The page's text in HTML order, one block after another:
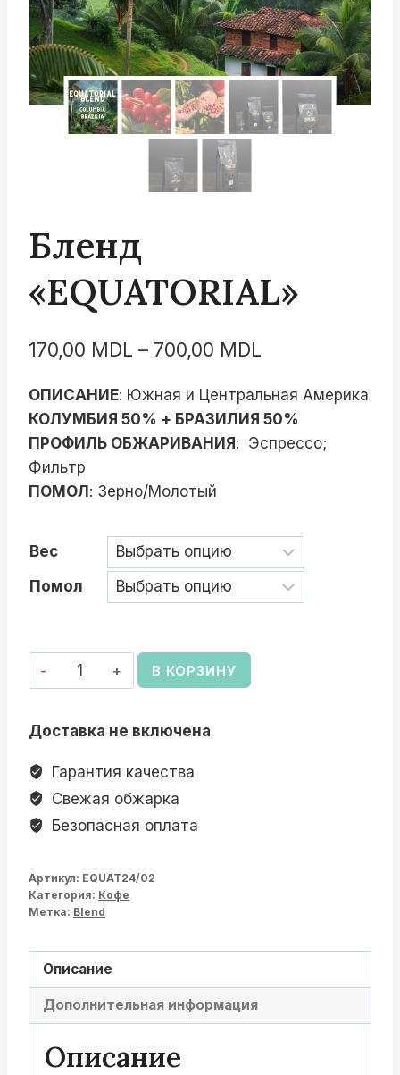
Бленд
«EQUATORIAL»
170,00 MDL – 700,00 MDL
170,00 MDL
–
ОПИСАНИЕ: Южная и Центральная Америка
КОЛУМБИЯ 50% + БРАЗИЛИЯ 50%
ПРОФИЛЬ ОБЖАРИВАНИЯ : Эспрессо;
Фильтр
ПОМОЛ : Зерно/Молотый
Вес
Помол
Количество
товара
"EQUATORIAL"
В КОРЗИНУ
Доставка не включена
Гарантия качества
Свежая обжарка
Безопасная оплата
Артикул: EQUAT24/02
Категория: Кофе
Метка: Blend
Описание
Дополнительная информация
Описание